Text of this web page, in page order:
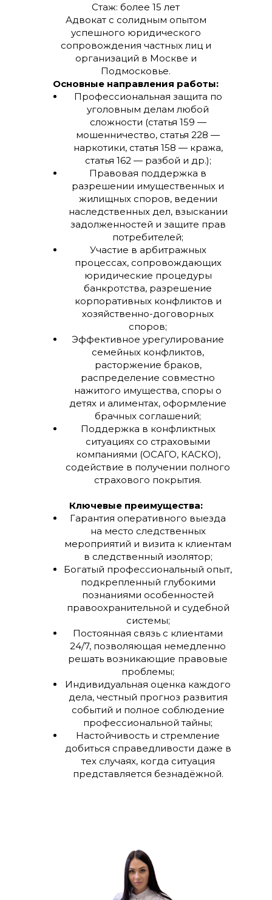
Стаж: более 15 лет
Адвокат с солидным опытом
успешного юридического
сопровождения частных лиц и
организаций в Москве и
Подмосковье.
Основные направления работы:
Профессиональная защита по
уголовным делам любой
сложности (статья 159 —
мошенничество, статья 228 —
наркотики, статья 158 — кража,
статья 162 — разбой и др.);
Правовая поддержка в
разрешении имущественных и
жилищных споров, ведении
наследственных дел, взыскании
задолженностей и защите прав
потребителей;
Участие в арбитражных
процессах, сопровождающих
юридические процедуры
банкротства, разрешение
корпоративных конфликтов и
хозяйственно-договорных
споров;
Эффективное урегулирование
семейных конфликтов,
расторжение браков,
распределение совместно
нажитого имущества, споры о
детях и алиментах, оформление
брачных соглашений;
Поддержка в конфликтных
ситуациях со страховыми
компаниями (ОСАГО, КАСКО),
содействие в получении полного
страхового покрытия.
Ключевые преимущества:
Гарантия оперативного выезда
на место следственных
мероприятий и визита к клиентам
в следственный изолятор;
Богатый профессиональный опыт,
подкрепленный глубокими
познаниями особенностей
правоохранительной и судебной
системы;
Постоянная связь с клиентами
24/7, позволяющая немедленно
решать возникающие правовые
проблемы;
Индивидуальная оценка каждого
дела, честный прогноз развития
событий и полное соблюдение
профессиональной тайны;
Настойчивость и стремление
добиться справедливости даже в
тех случаях, когда ситуация
представляется безнадёжной.